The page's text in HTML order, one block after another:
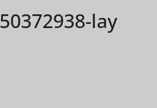
50372938-lay